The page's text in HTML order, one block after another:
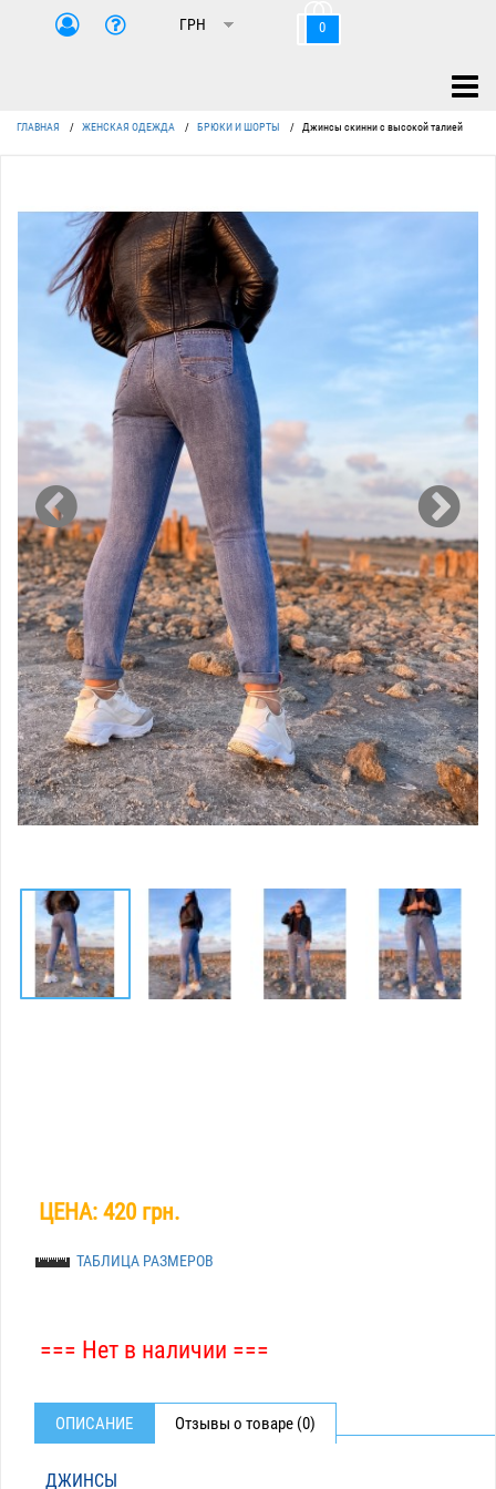
0
ГЛАВНАЯ / ЖЕНСКАЯ ОДЕЖДА / БРЮКИ И ШОРТЫ / Джинсы скинни с высокой талией
ЦЕНА: 420 грн.
ТАБЛИЦА РАЗМЕРОВ
=== Нет в наличии ===
ОПИСАНИЕ Отзывы о товаре (0)
ДЖИНСЫ